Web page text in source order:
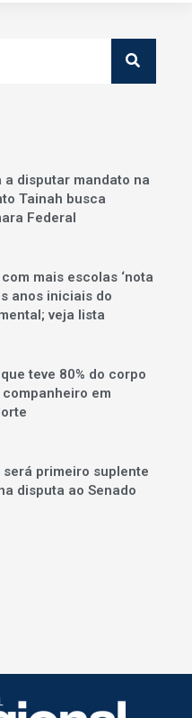
a disputar mandato na
Tainah busca
Federal
mais escolas ‘nota
anos iniciais do
veja lista
teve 80% do corpo
em
será primeiro suplente
disputa ao Senado